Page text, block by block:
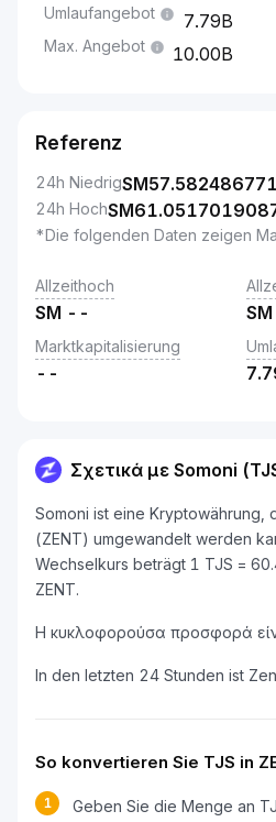
Umlaufangebot 7.79B
Max. Angebot 10.00B
Referenz
24h NiedrigSM
24h HochSM
*Die folgenden Daten zeigen
Allzeithoch
SM -- SM
Marktkapitalisierung
--
Σχετικά με Somoni
Somoni ist eine Kryptowährung,
(ZENT) umgewandelt werden
Wechselkurs beträgt 1 TJS =
ZENT.
Η κυκλοφορούσα προσφορά
In den letzten 24 Stunden ist
So konvertieren Sie TJS in
1
Geben Sie die Menge an